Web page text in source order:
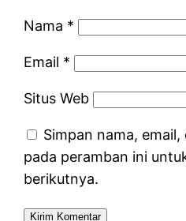
Nama *
Email *
Situs Web
Simpan nama,
pada peramban ini
berikutnya.